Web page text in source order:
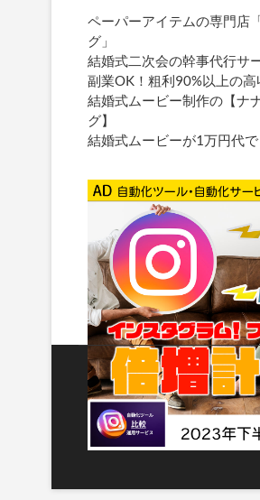
ペーパーアイテムの専門店
グ」
結婚式二次会の幹事代行サ
副業OK！粗利90%以上の高
結婚式ムービー制作の【ナ
グ】
結婚式ムービーが1万円代